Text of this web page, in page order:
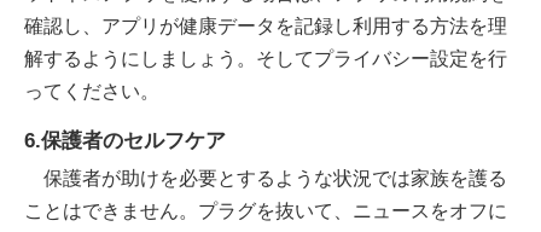
確認し、アプリが健康データを記録し利用する方法を理
解するようにしましょう。そしてプライバシー設定を行
ってください。
6.保護者のセルフケア
保護者が助けを必要とするような状況では家族を護る
ことはできません。プラグを抜いて、ニュースをオフに